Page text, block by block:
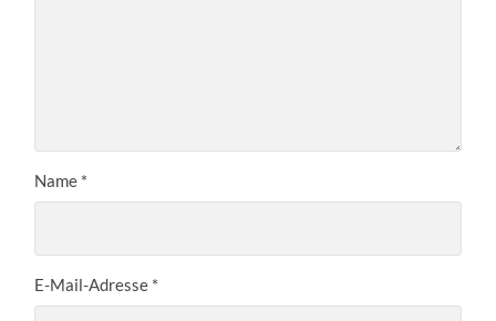
Name *
E-Mail-Adresse *